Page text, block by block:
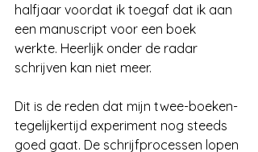
halfjaar voordat ik toegaf dat ik aan
een manuscript voor een boek
werkte. Heerlijk onder de radar
schrijven kan niet meer.
Dit is de reden dat mijn twee-boeken-
tegelijkertijd experiment nog steeds
goed gaat. De schrijfprocessen lopen